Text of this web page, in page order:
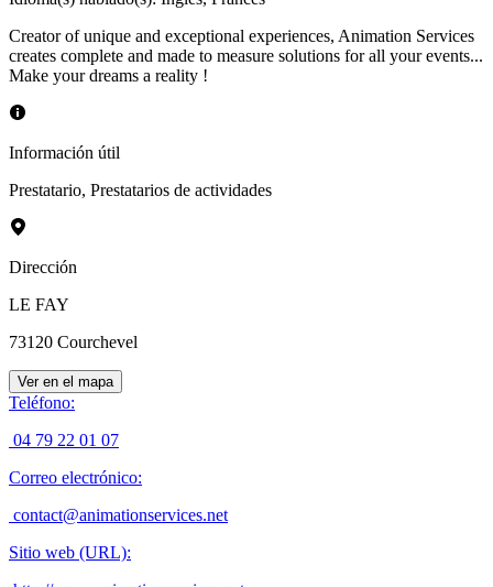
Creator of unique and exceptional experiences, Animation Services
creates complete and made to measure solutions for all your events...
Make your dreams a reality !
Información útil
Prestatario, Prestatarios de actividades
Dirección
LE FAY
73120 Courchevel
Ver en el mapa
Teléfono:
04 79 22 01 07
Correo electrónico:
contact@animationservices.net
Sitio web (URL):